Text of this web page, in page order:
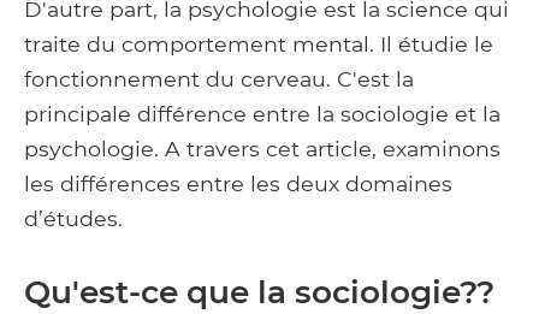
D'autre part, la psychologie est la science qui
traite du comportement mental. Il étudie le
fonctionnement du cerveau. C'est la
principale différence entre la sociologie et la
psychologie. A travers cet article, examinons
les différences entre les deux domaines
d’études.
Qu'est-ce que la sociologie??